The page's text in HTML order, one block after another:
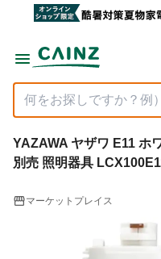
YAZAWA ヤザワ E11 ホ
別売 照明器具
マーケットプレイス